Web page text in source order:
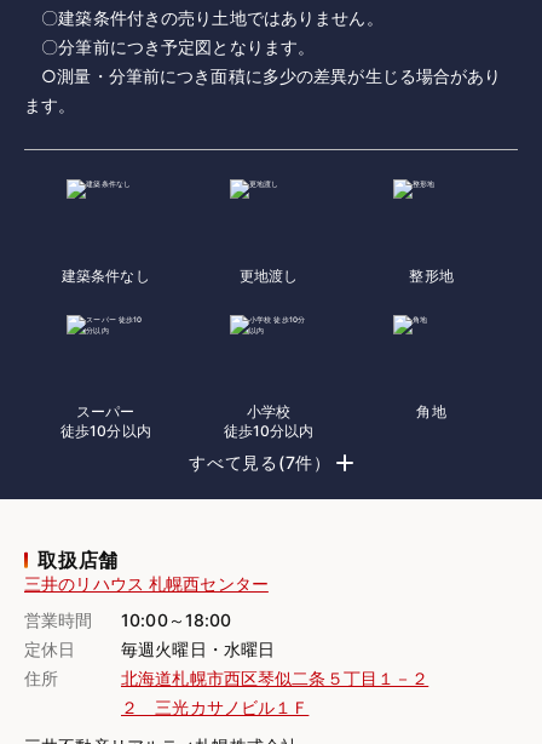
〇建築条件付きの売り土地ではありません。
〇分筆前につき予定図となります。
○測量・分筆前につき面積に多少の差異が生じる場合があり
ます。
建築条件なし 更地渡し 整形地
スーパー
徒歩10分以内
小学校
徒歩10分以内
角地
すべて見る(7件）
取扱店舗
三井のリハウス 札幌西センター
営業時間
10:00～18:00
定休日
毎週火曜日・水曜日
住所
北海道札幌市西区琴似二条５丁目１－２
２ 三光カサノビル１Ｆ